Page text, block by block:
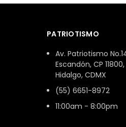
PATRIOTISMO
Av. Patriotismo
Escandón, CP
Hidalgo, CDMX
(55) 6651-8972
11:00am - 8:00pm